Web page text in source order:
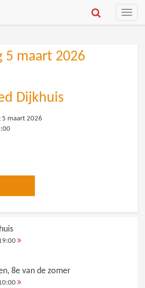
Toggle
5 maart 2026
Dijkhuis
5 maart 2026
8e van de zomer